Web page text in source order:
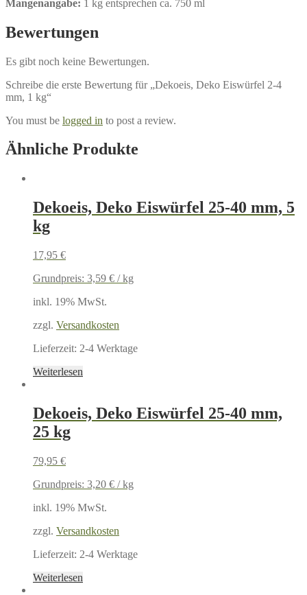
Mangenangabe: 1 kg entsprechen ca. 750 ml
Bewertungen
Es gibt noch keine Bewertungen.
Schreibe die erste Bewertung für „Dekoeis, Deko Eiswürfel 2-4
mm, 1 kg“
You must be logged in to post a review.
Ähnliche Produkte
Dekoeis, Deko Eiswürfel 25-40 mm, 5
kg
17,95 €
Grundpreis: 3,59 € /kg
inkl. 19% MwSt.
zzgl. Versandkosten
Lieferzeit: 2-4 Werktage
Weiterlesen
Dekoeis, Deko Eiswürfel 25-40 mm,
25 kg
79,95 €
Grundpreis: 3,20 € /kg
inkl. 19% MwSt.
zzgl. Versandkosten
Lieferzeit: 2-4 Werktage
Weiterlesen